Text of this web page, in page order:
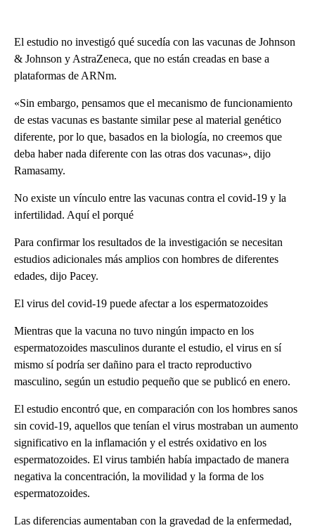
El estudio no investigó qué sucedía con las vacunas de Johnson
& Johnson y AstraZeneca, que no están creadas en base a
plataformas de ARNm.
«Sin embargo, pensamos que el mecanismo de funcionamiento
de estas vacunas es bastante similar pese al material genético
diferente, por lo que, basados en la biología, no creemos que
deba haber nada diferente con las otras dos vacunas», dijo
Ramasamy.
No existe un vínculo entre las vacunas contra el covid-19 y la
infertilidad. Aquí el porqué
Para confirmar los resultados de la investigación se necesitan
estudios adicionales más amplios con hombres de diferentes
edades, dijo Pacey.
El virus del covid-19 puede afectar a los espermatozoides
Mientras que la vacuna no tuvo ningún impacto en los
espermatozoides masculinos durante el estudio, el virus en sí
mismo sí podría ser dañino para el tracto reproductivo
masculino, según un estudio pequeño que se publicó en enero.
El estudio encontró que, en comparación con los hombres sanos
sin covid-19, aquellos que tenían el virus mostraban un aumento
significativo en la inflamación y el estrés oxidativo en los
espermatozoides. El virus también había impactado de manera
negativa la concentración, la movilidad y la forma de los
espermatozoides.
Las diferencias aumentaban con la gravedad de la enfermedad,